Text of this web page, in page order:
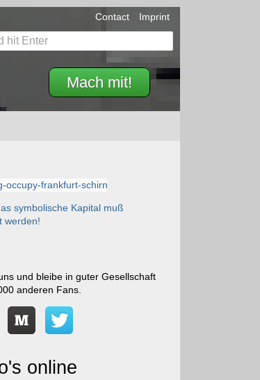
Mach mit!
Contact Imprint
symbolische Kapital muß
werden!
und bleibe in guter Gesellschaft
anderen Fans.
online